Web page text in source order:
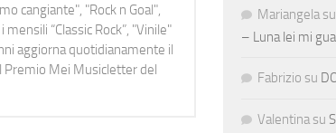
cangiante", "Rock n Goal",
“Classic Rock”, "Vinile"
aggiorna quotidianamente il
Premio Mei Musicletter del
Mariangela su
– Luna lei mi
Fabrizio su
Valentina su